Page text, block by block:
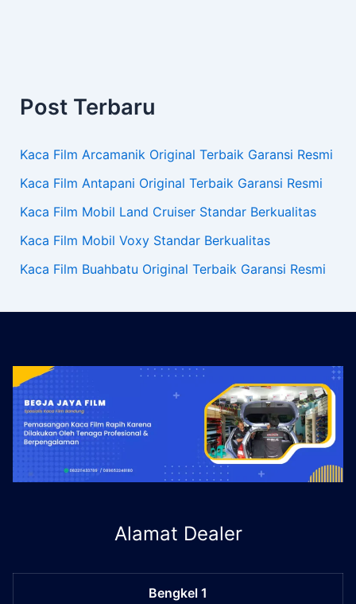
Post Terbaru
Kaca Film Arcamanik Original Terbaik Garansi Resmi
Kaca Film Antapani Original Terbaik Garansi Resmi
Kaca Film Mobil Land Cruiser Standar Berkualitas
Kaca Film Mobil Voxy Standar Berkualitas
Kaca Film Buahbatu Original Terbaik Garansi Resmi
Alamat Dealer
Bengkel 1